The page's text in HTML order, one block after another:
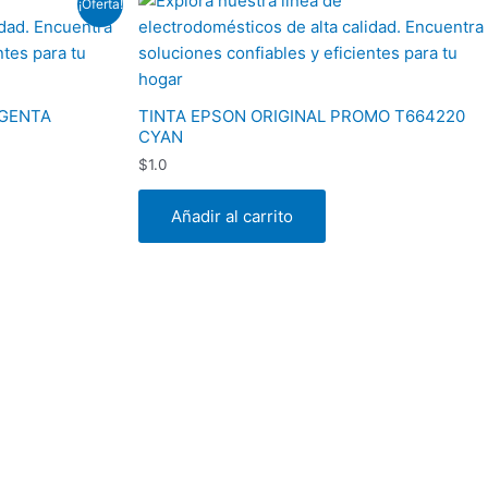
¡Oferta!
TINTA EPSON ORIGINAL PROMO T664220
CYAN
$1.0
Añadir al carrito